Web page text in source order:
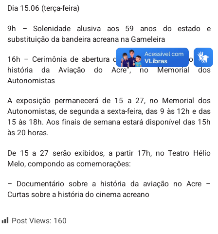
Dia 15.06 (terça-feira)
9h – Solenidade alusiva aos 59 anos do estado e
substituição da bandeira acreana na Gameleira
16h – Cerimônia de abertura da exposição “Um voo pela
história da Aviação do Acre”, no Memorial dos
Autonomistas
A exposição permanecerá de 15 a 27, no Memorial dos
Autonomistas, de segunda a sexta-feira, das 9 às 12h e das
15 às 18h. Aos finais de semana estará disponível das 15h
às 20 horas.
De 15 a 27 serão exibidos, a partir 17h, no Teatro Hélio
Melo, compondo as comemorações:
– Documentário sobre a história da aviação no Acre –
Curtas sobre a história do cinema acreano
Post Views: 160